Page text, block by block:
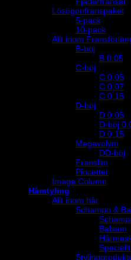
Lösögonfranspaket
5-pack
10-pack
Allt inom
B-böj
B 0.05
C-böj
C 0,05
C 0,07
C 0,15
D-böj
D 0,05
D-böj
D 0,15
Megavolym
DD-böj
Franslim
Pincetter
Image Column
Hårstyling
Allt inom hår
Schampo &
Balsam